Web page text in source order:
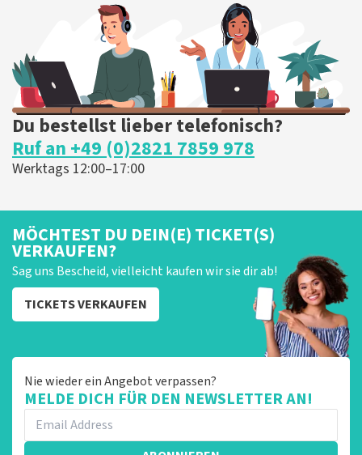
Du bestellst lieber telefonisch?
Ruf an +49 (0)2821 7859 978
Werktags 12:00–17:00
MÖCHTEST DU DEIN(E) TICKET(S)
VERKAUFEN?
Sag uns Bescheid, vielleicht kaufen wir sie dir ab!
TICKETS VERKAUFEN
Nie wieder ein Angebot verpassen?
MELDE DICH FÜR DEN NEWSLETTER AN!